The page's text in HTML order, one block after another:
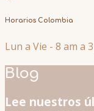
Horarios Colombia
Lun a Vie - 8 am a
Blog
Lee nuestros